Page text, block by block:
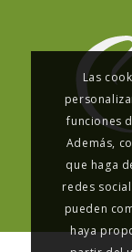
Las
funciones
Además,
que haga
redes
pueden
haya